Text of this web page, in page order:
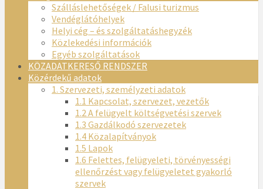
Szálláslehetőségek / Falusi turizmus
Vendéglátóhelyek
Helyi cég – és szolgáltatáshegyzék
Közlekedési információk
Egyéb szolgáltatások
KÖZADATKERESŐ RENDSZER
Közérdekű adatok
1. Szervezeti, személyzeti adatok
1.1 Kapcsolat, szervezet, vezetők
1.2 A felügyelt költségvetési szervek
1.3 Gazdálkodó szervezetek
1.4 Közalapítványok
1.5 Lapok
1.6 Felettes, felügyeleti, törvényességi
ellenőrzést vagy felügyeletet gyakorló
szervek